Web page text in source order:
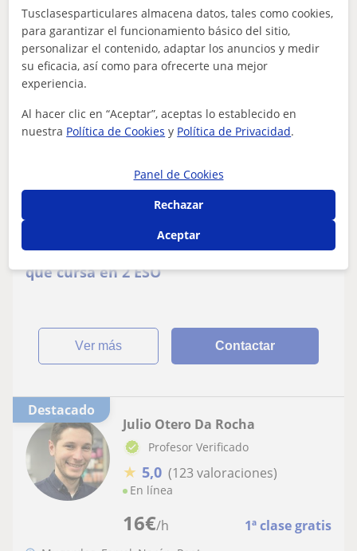
ver más Contactar
12€/h
Ferrol
Necesito profesor presencial para un niño
que cursa en 2 ESO
ver más Contactar
Destacado
16€/h 1ª clase gratis
Julio Otero Da Rocha
Profesor Verificado
★ 5,0 (123 valoraciones)
En línea
Tusclasesparticulares almacena datos, tales como cookies,
para garantizar el funcionamiento básico del sitio,
personalizar el contenido, adaptar los anuncios y medir
su eficacia, así como para ofrecerte una mejor
experiencia.
Al hacer clic en “Aceptar”, aceptas lo establecido en
nuestra Política de Cookies y Política de Privacidad.
Panel de Cookies
Rechazar
Aceptar